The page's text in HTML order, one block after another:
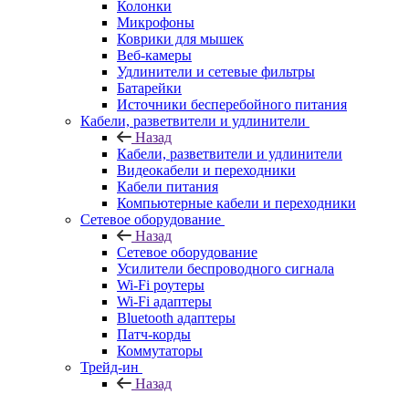
Колонки
Микрофоны
Коврики для мышек
Веб-камеры
Удлинители и сетевые фильтры
Батарейки
Источники бесперебойного питания
Кабели, разветвители и удлинители
Назад
Кабели, разветвители и удлинители
Видеокабели и переходники
Кабели питания
Компьютерные кабели и переходники
Сетевое оборудование
Назад
Сетевое оборудование
Усилители беспроводного сигнала
Wi-Fi роутеры
Wi-Fi адаптеры
Bluetooth адаптеры
Патч-корды
Коммутаторы
Трейд-ин
Назад